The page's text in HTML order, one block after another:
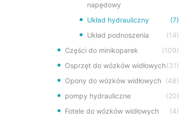
napędowy
Układ hydrauliczny
(7)
Układ podnoszenia
(14)
Części do minikoparek
(109)
Osprzęt do wózków widłowych(31)
Opony do wózków widłowych (48)
pompy hydrauliczne
(20)
Fotele do wózków widłowych
(4)